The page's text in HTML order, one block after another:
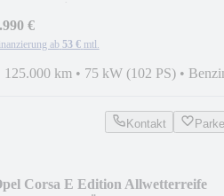
€
ab 53 € mtl.
125.000 km • 75 kW (102 PS) •
Kontakt
Corsa E Edition Allwetterreife